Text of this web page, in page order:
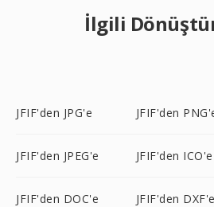
İlgili
JFIF'den JPG'e JFIF'den
JFIF'den JPEG'e JFIF'den ICO'e
JFIF'den DOC'e JFIF'den DXF'e